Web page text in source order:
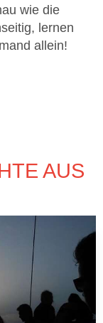
wie die
lernen
allein!
AUS